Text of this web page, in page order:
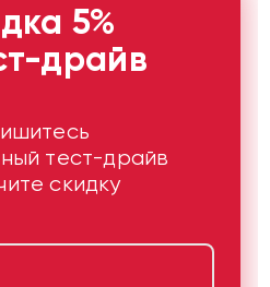
5%
драйв
тест-драйв
скидку